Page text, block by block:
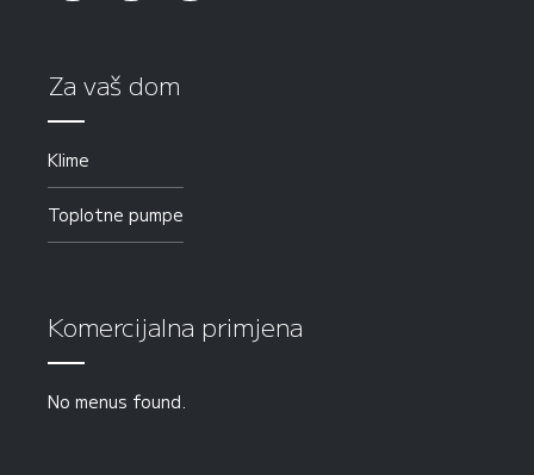
Za vaš dom
Klime
Toplotne pumpe
Komercijalna primjena
No menus found.